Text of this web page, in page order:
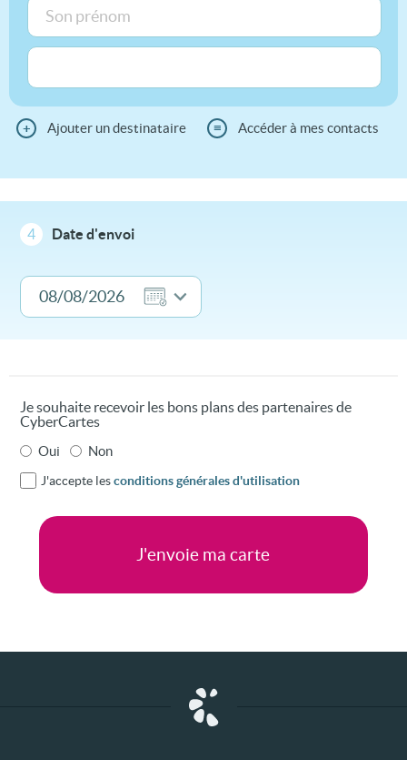
+ Ajouter un destinataire ≡ Accéder à mes contacts
4 Date d'envoi
Je souhaite recevoir les bons plans des partenaires de
CyberCartes
Oui Non
J'accepte lesconditions générales d'utilisation